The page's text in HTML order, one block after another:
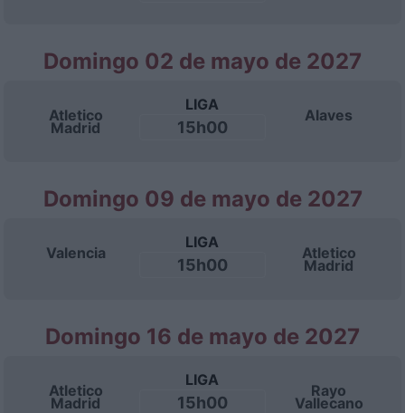
Domingo 02 de mayo de 2027
Atletico
Madrid
LIGA
15h00
Alaves
Domingo 09 de mayo de 2027
Valencia
LIGA
15h00
Atletico
Madrid
Domingo 16 de mayo de 2027
Atletico
Madrid
LIGA
15h00
Rayo
Vallecano